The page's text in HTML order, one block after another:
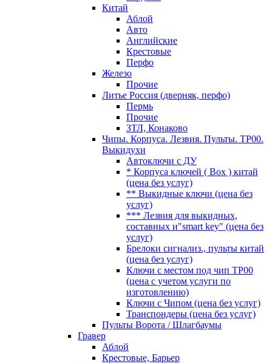
Китай
Аблой
Авто
Английские
Крестовые
Перфо
Железо
Прочие
Литье Россия (дверняк, перфо)
Пермь
Прочие
ЗТЛ, Конаково
Чипы. Корпуса. Лезвия. Пульты. TP00.
Выкидухи
Автоключи с ДУ
* Корпуса ключей ( Box ) китай
(цена без услуг)
** Выкидные ключи (цена без
услуг)
*** Лезвия для выкидных,
составных и"smart key" (цена без
услуг)
Брелоки сигнализ., пульты китай
(цена без услуг)
Ключи с местом под чип TP00
(цена с учетом услуги по
изготовлению)
Ключи с Чипом (цена без услуг)
Транспондеры (цена без услуг)
Пульты Ворота / Шлагбаумы
Гравер
Аблой
Крестовые, Барьер